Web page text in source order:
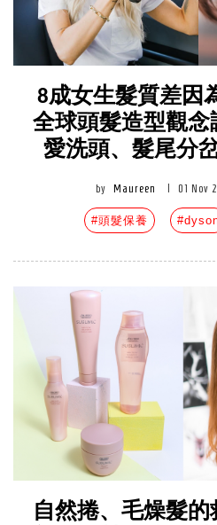
8成女生髮質差因
全球頭髮造型觀
愛洗頭、髮尾分
by Maureen 01 Nov
#頭髮保養
自然捲、毛燥髮